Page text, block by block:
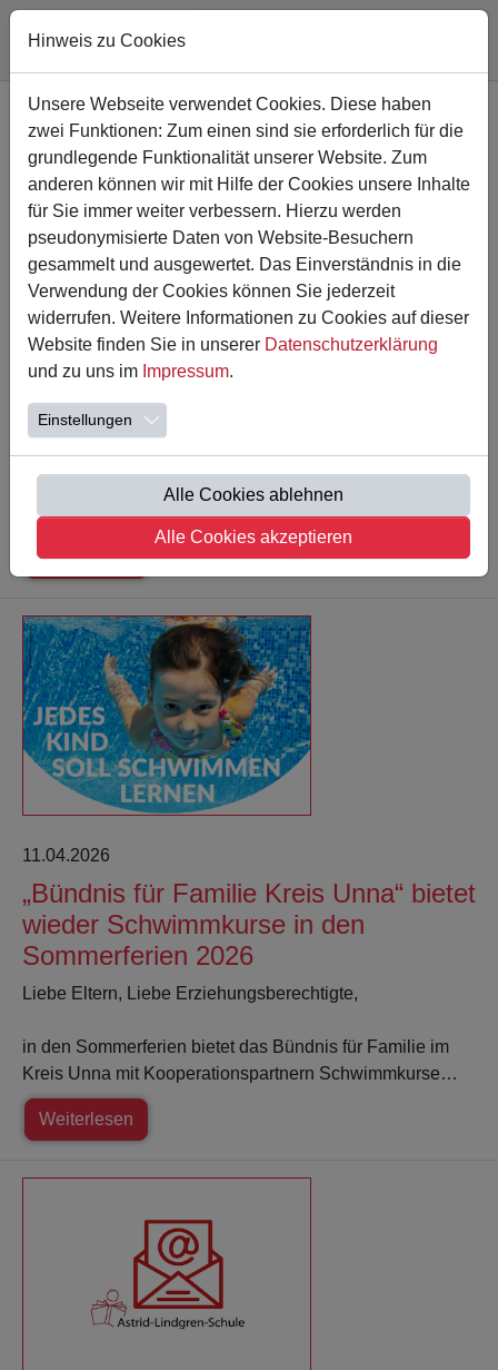
16.04.2026
Wir freuen uns sehr, Sie herzlich zu unserem diesjährigen
Schulfest einzuladen!
📅 Datum: 30.05.2026 | 🕒 Uhrzeit: 12-16 Uhr
Weiterlesen
11.04.2026
„Bündnis für Familie Kreis Unna“ bietet
wieder Schwimmkurse in den
Sommerferien 2026
Liebe Eltern, Liebe Erziehungsberechtigte,
in den Sommerferien bietet das Bündnis für Familie im
Kreis Unna mit Kooperationspartnern Schwimmkurse…
Weiterlesen
Hinweis zu Cookies
Unsere Webseite verwendet Cookies. Diese haben
zwei Funktionen: Zum einen sind sie erforderlich für die
grundlegende Funktionalität unserer Website. Zum
anderen können wir mit Hilfe der Cookies unsere Inhalte
für Sie immer weiter verbessern. Hierzu werden
pseudonymisierte Daten von Website-Besuchern
gesammelt und ausgewertet. Das Einverständnis in die
Verwendung der Cookies können Sie jederzeit
widerrufen. Weitere Informationen zu Cookies auf dieser
Website finden Sie in unserer Datenschutzerklärung
und zu uns im Impressum.
Einstellungen
Alle Cookies ablehnen
Alle Cookies akzeptieren